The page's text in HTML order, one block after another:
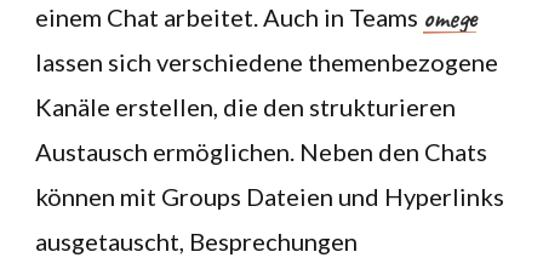
einem Chat arbeitet. Auch in Teams omege
lassen sich verschiedene themenbezogene
Kanäle erstellen, die den strukturieren
Austausch ermöglichen. Neben den Chats
können mit Groups Dateien und Hyperlinks
ausgetauscht, Besprechungen